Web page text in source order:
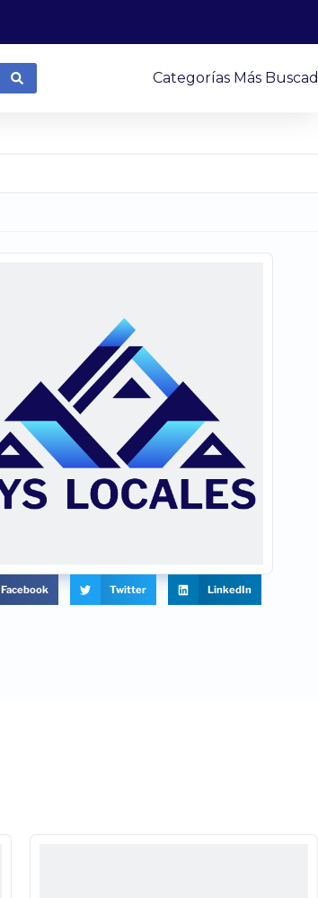
Categorías Más
Facebook Twitter LinkedIn